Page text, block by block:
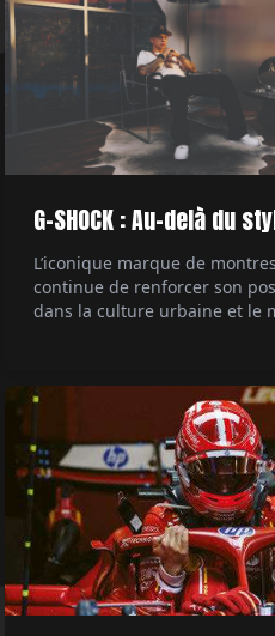
G-SHOCK : Au-delà du
L’iconique marque de
continue de renforcer son
dans la culture urbaine et le
la scène musicale actuelle,
ambassadeur. Un mariage
style et authenticité. Par
Batte.